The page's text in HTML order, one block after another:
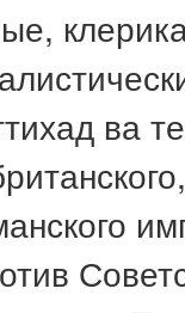
ва